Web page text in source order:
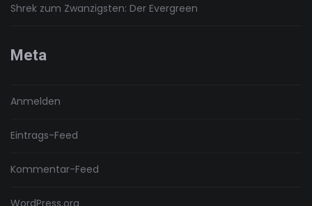
Shrek zum Zwanzigsten: Der Evergreen
Meta
Anmelden
Eintrags-Feed
Kommentar-Feed
WordPress.org